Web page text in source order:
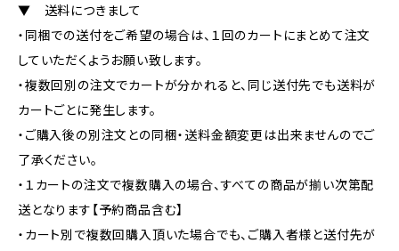
▼ 送料につきまして
・同梱での送付をご希望の場合は、１回のカートにまとめて注文
していただくようお願い致します。
・複数回別の注文でカートが分かれると、同じ送付先でも送料が
カートごとに発生します。
・ご購入後の別注文との同梱・送料金額変更は出来ませんのでご
了承ください。
・１カートの注文で複数購入の場合、すべての商品が揃い次第配
送となります【予約商品含む】
・カート別で複数回購入頂いた場合でも、ご購入者様と送付先が